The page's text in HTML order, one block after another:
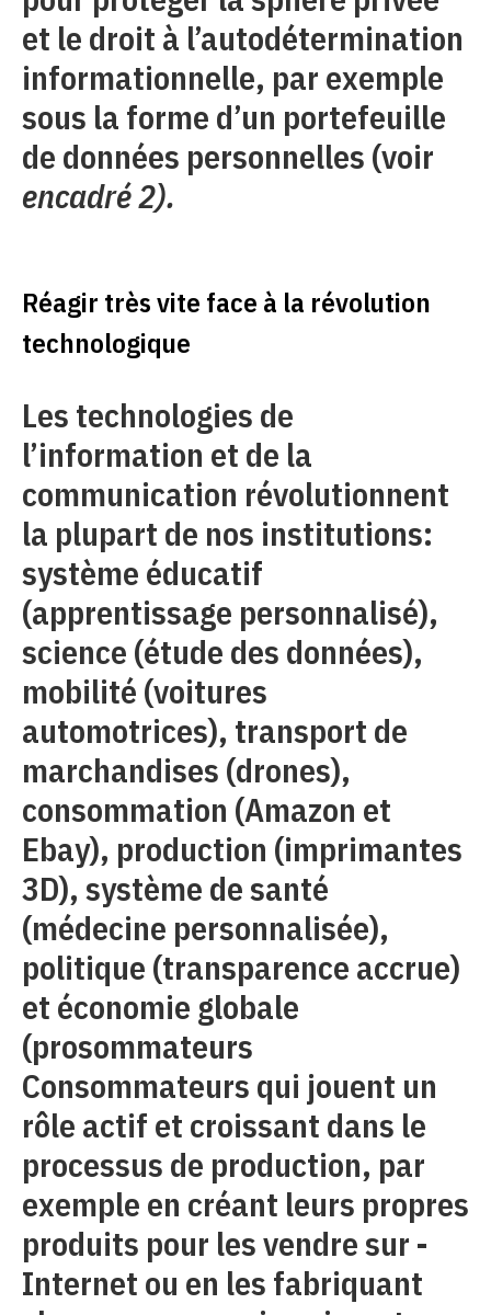
et le droit à l’autodétermination
informationnelle, par exemple
sous la forme d’un portefeuille
de données personnelles (voir
encadré 2).
Réagir très vite face à la révolution
technologique
Les technologies de
l’information et de la
communication révolutionnent
la plupart de nos institutions:
système éducatif
(apprentissage personnalisé),
science (étude des données),
mobilité (voitures
automotrices), transport de
marchandises (drones),
consommation (Amazon et
Ebay), production (imprimantes
3D), système de santé
(médecine personnalisée),
politique (transparence accrue)
et économie globale
(prosommateurs
Consommateurs qui jouent un
rôle actif et croissant dans le
processus de production, par
exemple en créant leurs propres
produits pour les vendre sur ­
Internet ou en les fabriquant